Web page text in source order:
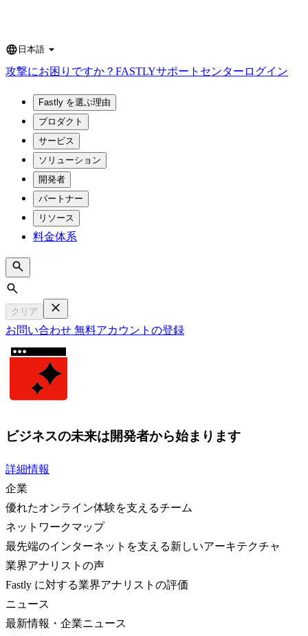
Language
日本語
攻撃にお困りですか？ FASTLYサポートセンター ログイン
Fastly を選ぶ理由
プロダクト
サービス
ソリューション
開発者
パートナー
リソース
料金体系
Search
クリア
お問い合わせ 無料アカウントの登録
ビジネスの未来は開発者から始まります
詳細情報
企業
優れたオンライン体験を支えるチーム
ネットワークマップ
最先端のインターネットを支える新しいアーキテクチャ
業界アナリストの声
Fastly に対する業界アナリストの評価
ニュース
最新情報・企業ニュース